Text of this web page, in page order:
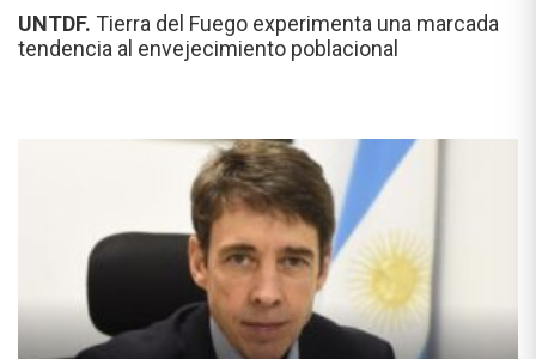
UNTDF. Tierra del Fuego experimenta una marcada
tendencia al envejecimiento poblacional